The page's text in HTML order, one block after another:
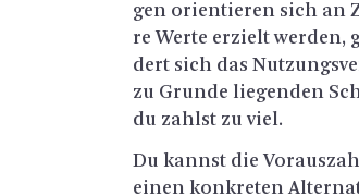
gen ori­en­tie­ren sich an
re Werte er­zielt wer­den,
dert sich das
zu Grun­de lie­gen­den
du zahlst zu viel.
Du kannst die
einen kon­kre­ten